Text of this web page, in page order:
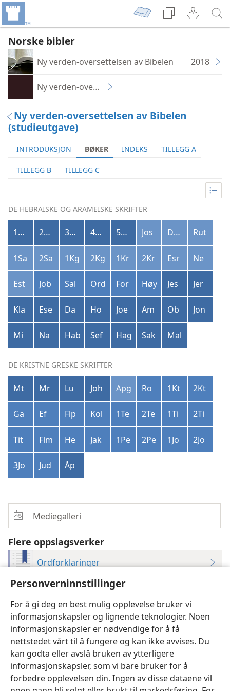
Personverninnstillinger
For å gi deg en best mulig opplevelse bruker vi
informasjonskapsler og lignende teknologier. Noen
informasjonskapsler er nødvendige for å få
nettstedet vårt til å fungere og kan ikke avvises. Du
kan godta eller avslå bruken av ytterligere
informasjonskapsler, som vi bare bruker for å
forbedre opplevelsen din. Ingen av disse dataene vil
Norske bibler
Ny verden-oversettelsen av Bibelen 2018
Ny verden-oversettelsen av De hellige skrifter –
Ny verden-oversettelsen av Bibelen
(studieutgave)
INTRODUKSJON BØKER INDEKS TILLEGG A
TILLEGG B TILLEGG C
DE HEBRAISKE OG ARAMEISKE SKRIFTER
1Mo 2Mo 3Mo 4Mo 5Mo Jos Dom Rut
1Sa 2Sa 1Kg 2Kg 1Kr 2Kr Esr Ne
Est Job Sal Ord For Høy Jes Jer
Kla Ese Da Ho Joe Am Ob Jon
Mi Na Hab Sef Hag Sak Mal
DE KRISTNE GRESKE SKRIFTER
Mt Mr Lu Joh Apg Ro 1Kt 2Kt
Ga Ef Flp Kol 1Te 2Te 1Ti 2Ti
Tit Flm He Jak 1Pe 2Pe 1Jo 2Jo
3Jo Jud Åp
Mediegalleri
Flere oppslagsverker
Ordforklaringer
Bibelguide for kristne
Norsk Del Innstillinger
Copyright © 2026 Watch Tower Bible and Tract Society of Pennsylvania
Vilkår for bruk Personvern Personverninnstillinger
JW.ORG